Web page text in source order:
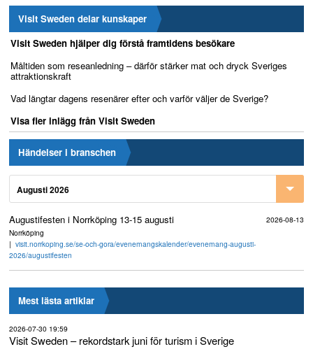
Visit Sweden delar kunskaper
Visit Sweden hjälper dig förstå framtidens besökare
Måltiden som reseanledning – därför stärker mat och dryck Sveriges
attraktionskraft
Vad längtar dagens resenärer efter och varför väljer de Sverige?
Visa fler inlägg från Visit Sweden
Händelser i branschen
Augusti 2026
Augustifesten i Norrköping 13-15 augusti
2026-08-13
Norrköping
visit.norrkoping.se/se-och-gora/evenemangskalender/evenemang-augusti-
2026/augustifesten
Mest lästa artiklar
2026-07-30 19:59
Visit Sweden – rekordstark juni för turism i Sverige